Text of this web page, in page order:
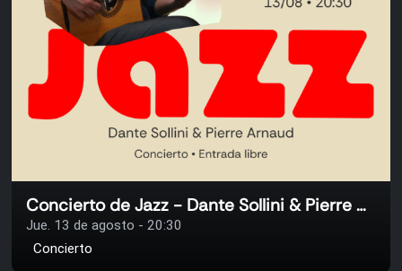
Concierto de Jazz - Dante Sollini & Pierre Arnaud
Jue. 13 de agosto - 20:30
Concierto